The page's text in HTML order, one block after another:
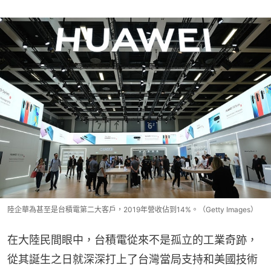
陸企華為甚至是台積電第二大客戶，2019年營收佔到14%。（Getty Images）
在大陸民間眼中，台積電從來不是孤立的工業奇跡，
從其誕生之日就深深打上了台灣當局支持和美國技術